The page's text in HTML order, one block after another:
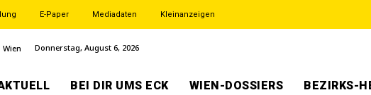
E-Paper Mediadaten Kleinanzeigen
Wien Donnerstag, August 6, 2026
BEI DIR UMS ECK WIEN-DOSSIERS BEZIRKS-